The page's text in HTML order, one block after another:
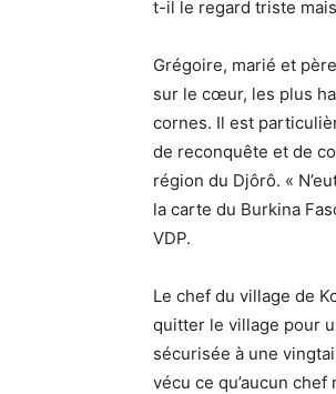
t-il le regard triste
Grégoire, marié et
sur le cœur, les plus
cornes. Il est
de reconquête et de
région du Djôrô. «
la carte du Burkina
VDP.
Le chef du village de
quitter le village pour
sécurisée à une
vécu ce qu’aucun